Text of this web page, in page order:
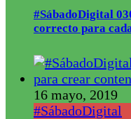
#SábadoDigital
correcto para
16 mayo, 2019
#SábadoDigital